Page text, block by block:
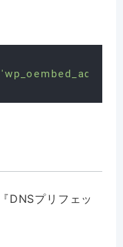
DNSプリフェッ